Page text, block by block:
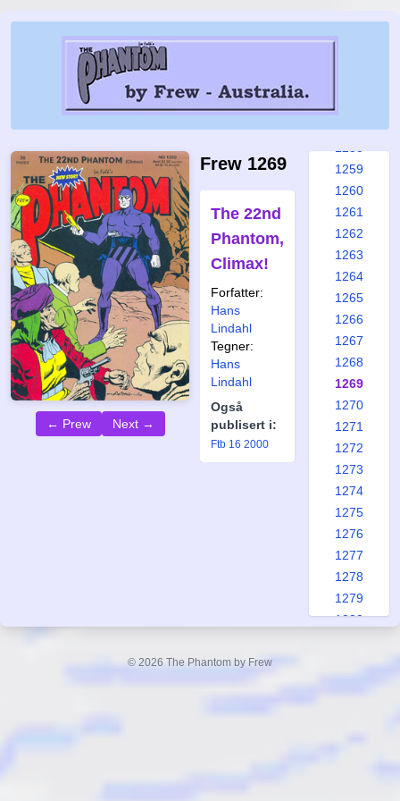
← Prew Next →
Frew 1269
The 22nd
Phantom,
Climax!
Forfatter:
Hans
Lindahl
Tegner:
Hans
Lindahl
Også
publisert i:
Ftb 16 2000
1252
1253
1259
1260
1261
1262
1263
1264
1265
1266
1267
1268
1269
1270
1271
1272
1273
1274
1275
1276
1277
1278
1279
1280
© 2026 The Phantom by Frew